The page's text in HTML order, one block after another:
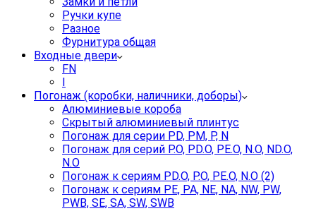
Ручки купе
Разное
Фурнитура общая
Входные двери
FN
Погонаж (коробки, наличники, доборы)
Алюминиевые короба
Скрытый алюминиевый плинтус
Погонаж для серии PD, PM, P, N
Погонаж для серий P.O, PD.O, PE.O, N.O, ND.O,
N.O
Погонаж к сериям PD.O, P.O, PE.O, N.O (2)
Погонаж к сериям PE, PA, NE, NA, NW, PW,
PWB, SE, SA, SW, SWB